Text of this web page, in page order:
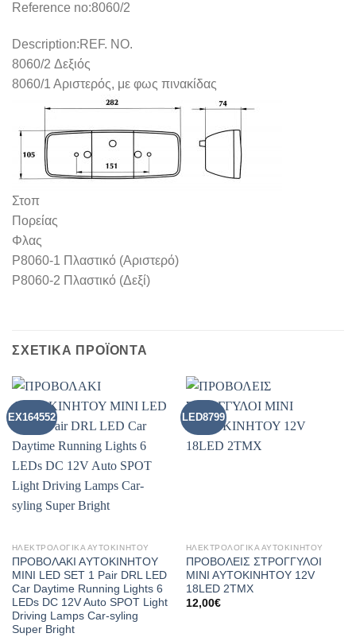
Reference no:8060/2
Description:REF. NO.
8060/2 Δεξιός
8060/1 Αριστερός, με φως πινακίδας
Στοπ
Πορείας
Φλας
P8060-1 Πλαστικό (Αριστερό)
P8060-2 Πλαστικό (Δεξί)
ΣΧΕΤΙΚΑ ΠΡΟΪΟΝΤΑ
EX164552
ΗΛΕΚΤΡΟΛΟΓΙΚΑ ΑΥΤΟΚΙΝΗΤΟΥ
ΠΡΟΒΟΛΑΚΙ ΑYΤΟΚΙΝΗΤΟΥ
ΜΙΝΙ LED SET 1 Pair DRL LED
Car Daytime Running Lights 6
LEDs DC 12V Auto SPOT Light
Driving Lamps Car-syling
Super Bright
LED8799
ΗΛΕΚΤΡΟΛΟΓΙΚΑ ΑΥΤΟΚΙΝΗΤΟΥ
ΠΡΟΒΟΛΕΙΣ ΣΤΡΟΓΓΥΛΟΙ
ΜΙΝΙ ΑYTOΚΙΝΗΤΟΥ 12V
18LED 2TMX
12,00€